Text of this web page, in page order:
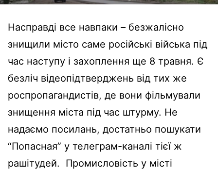
Насправді все навпаки – безжалісно
знищили місто саме російські війська під
час наступу і захоплення ще 8 травня. Є
безліч відеопідтверджень від тих же
роспропагандистів, де вони фільмували
знищення міста під час штурму. Не
надаємо посилань, достатньо пошукати
“Попасная” у телеграм-каналі тієї ж
рашітудей. Промисловість у місті